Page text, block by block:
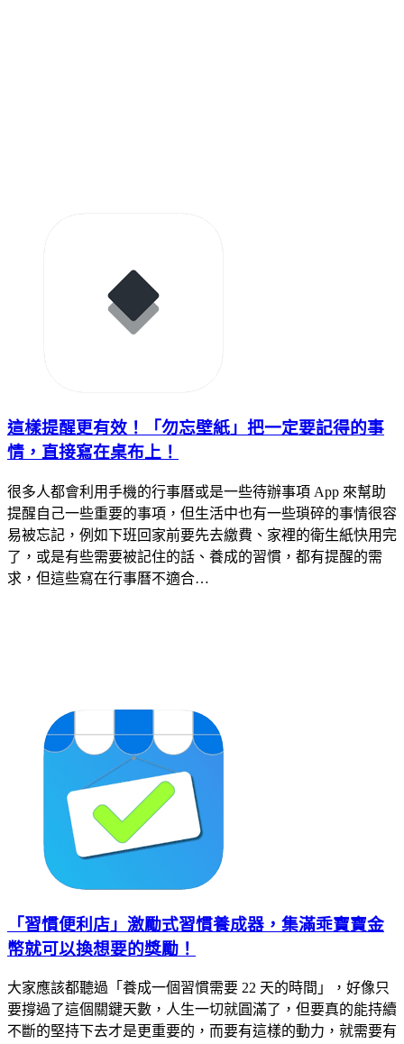
這樣提醒更有效！「勿忘壁紙」把一定要記得的事
情，直接寫在桌布上！
很多人都會利用手機的行事曆或是一些待辦事項 App 來幫助
提醒自己一些重要的事項，但生活中也有一些瑣碎的事情很容
易被忘記，例如下班回家前要先去繳費、家裡的衛生紙快用完
了，或是有些需要被記住的話、養成的習慣，都有提醒的需
求，但這些寫在行事曆不適合…
「習慣便利店」激勵式習慣養成器，集滿乖寶寶金
幣就可以換想要的獎勵！
大家應該都聽過「養成一個習慣需要 22 天的時間」，好像只
要撐過了這個關鍵天數，人生一切就圓滿了，但要真的能持續
不斷的堅持下去才是更重要的，而要有這樣的動力，就需要有